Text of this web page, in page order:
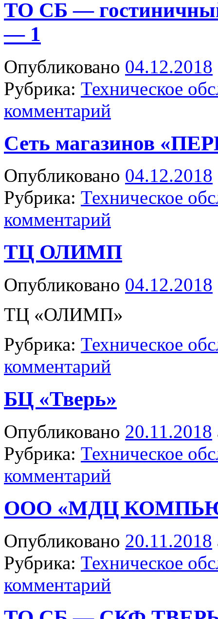
ТО СБ —
— 1
Опубликовано 04.12.2018
Рубрика: Техническое
комментарий
Сеть магазинов
Опубликовано 04.12.2018
Рубрика: Техническое
комментарий
ТЦ ОЛИМП
Опубликовано 04.12.2018
ТЦ «ОЛИМП»
Рубрика: Техническое
комментарий
БЦ «Тверь»
Опубликовано 20.11.2018
Рубрика: Техническое
комментарий
ООО «МДЦ
Опубликовано 20.11.2018
Рубрика: Техническое
комментарий